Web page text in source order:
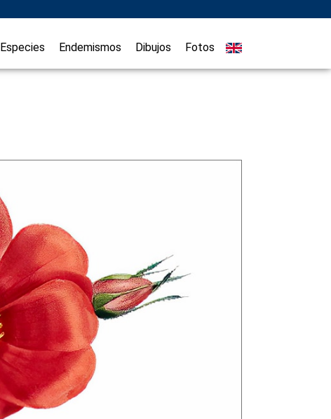
Especies Endemismos Dibujos Fotos